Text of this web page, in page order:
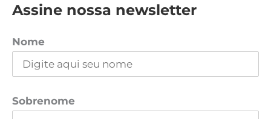
Assine nossa newsletter
Nome
Sobrenome